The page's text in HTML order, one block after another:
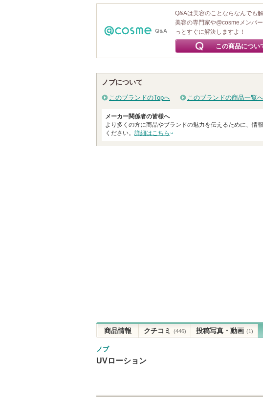
Q&Aは美容のことならなんでも
美容の専門家や@cosmeメンバ
っとすぐに解決しますよ！
この商品につい
ノブについて
このブランドのTopへ このブランドの商品一覧へ
メーカー関係者の皆様へ
より多くの方に商品やブランドの魅力を伝えるために、情
ください。 詳細はこちら
商品情報 クチコミ (446) 投稿写真・動画 (1)
ノブ
UVローション